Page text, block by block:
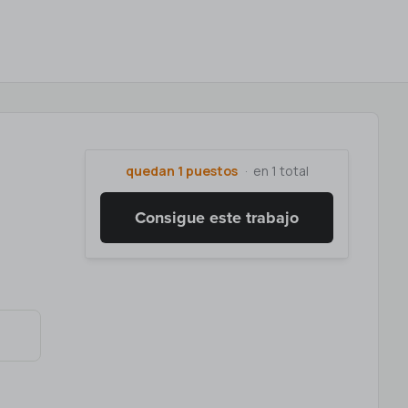
quedan 1 puestos en 1 total
Consigue este trabajo